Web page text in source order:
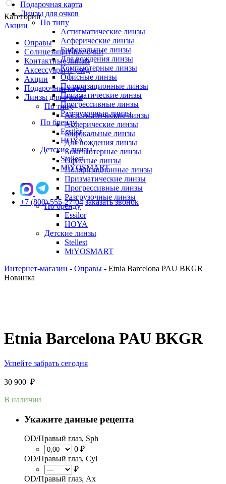
Категории
Акции
Оправы
Солнцезащитные очки
Контактные линзы
Аксессуары и уход
Акции
Подарочная карта
Линзы для очков
По типу
Астигматические линзы
Асферические линзы
Бифокальные линзы
Для вождения линзы
Компьютерные линзы
Офисные линзы
Поляризационные линзы
Призматические линзы
Прогрессивные линзы
Разгрузочные линзы
По бренду
Essilor
HOYA
Детские линзы
Stellest
MiYOSMART
Подарочная карта
Линзы для очков
По типу
Астигматические линзы
Асферические линзы
Бифокальные линзы
Для вождения линзы
Компьютерные линзы
Офисные линзы
Поляризационные линзы
Призматические линзы
Прогрессивные линзы
Разгрузочные линзы
По бренду
Essilor
HOYA
Детские линзы
Stellest
MiYOSMART
+7 (800) 555-27-04 заказать звонок
Интернет-магазин - Оправы - Etnia Barcelona PAU BKGR
Новинка
Etnia Barcelona PAU BKGR
Успейте забрать сегодня
30 900 ₽
В наличии
Укажите данные рецепта
OD/Правый глаз, Sph
0 ₽
OD/Правый глаз, Cyl
₽
OD/Правый глаз, Ax